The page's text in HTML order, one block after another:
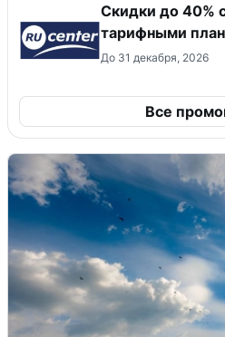
Скидки до 40%
тарифными
До 31 декабря, 2026
Все